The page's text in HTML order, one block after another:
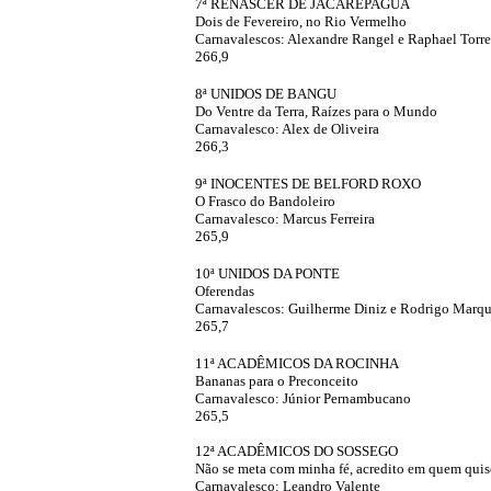
7ª RENASCER DE JACAREPAGUÁ
Dois de Fevereiro, no Rio Vermelho
Carnavalescos: Alexandre Rangel e Raphael
266,9
8ª UNIDOS DE BANGU
Do Ventre da Terra, Raízes para o Mundo
Carnavalesco: Alex de Oliveira
266,3
9ª INOCENTES DE BELFORD ROXO
O Frasco do Bandoleiro
Carnavalesco: Marcus Ferreira
265,9
10ª UNIDOS DA PONTE
Oferendas
Carnavalescos: Guilherme Diniz e Rodrigo
265,7
11ª ACADÊMICOS DA ROCINHA
Bananas para o Preconceito
Carnavalesco: Júnior Pernambucano
265,5
12ª ACADÊMICOS DO SOSSEGO
Não se meta com minha fé, acredito em quem
Carnavalesco: Leandro Valente